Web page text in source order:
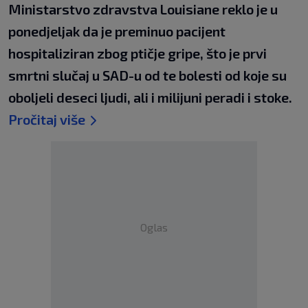
Ministarstvo zdravstva Louisiane reklo je u
ponedjeljak da je preminuo pacijent
hospitaliziran zbog ptičje gripe, što je prvi
smrtni slučaj u SAD-u od te bolesti od koje su
oboljeli deseci ljudi, ali i milijuni peradi i stoke.
Pročitaj više
Oglas